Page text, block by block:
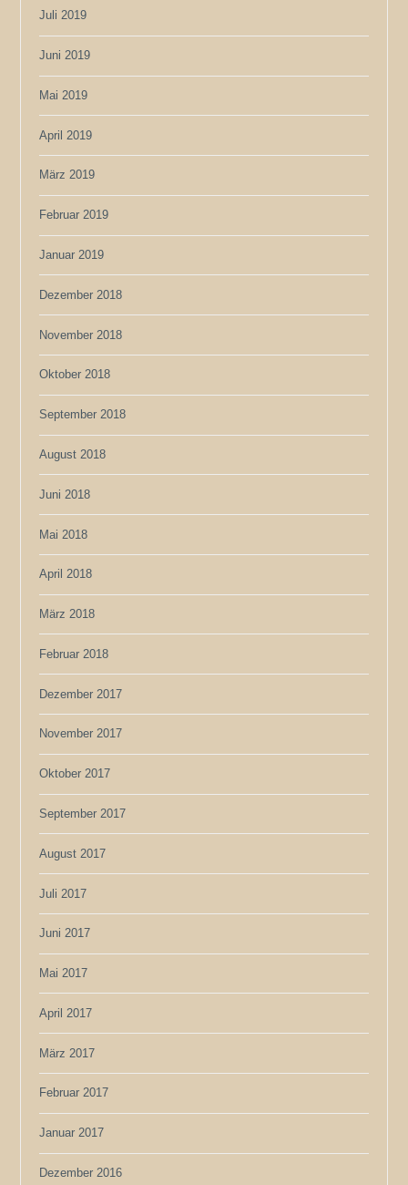
Juli 2019
Juni 2019
Mai 2019
April 2019
März 2019
Februar 2019
Januar 2019
Dezember 2018
November 2018
Oktober 2018
September 2018
August 2018
Juni 2018
Mai 2018
April 2018
März 2018
Februar 2018
Dezember 2017
November 2017
Oktober 2017
September 2017
August 2017
Juli 2017
Juni 2017
Mai 2017
April 2017
März 2017
Februar 2017
Januar 2017
Dezember 2016